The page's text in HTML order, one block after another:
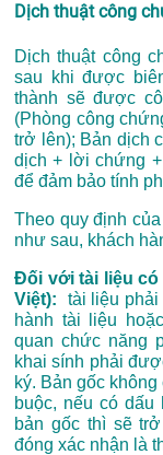
Dịch thuật công
Dịch thuật công
sau khi được
thành sẽ được
(Phòng công
trở lên); Bản dịch
dịch + lời chứng
để đảm bảo tính
Theo quy định
như sau, khách
Đối với tài liệu có
Việt): tài liệu
hành tài liệu
quan chức năng
khai sính phải
ký. Bản gốc
buộc, nếu có dấu
bản gốc thì sẽ
đóng xác nhận là